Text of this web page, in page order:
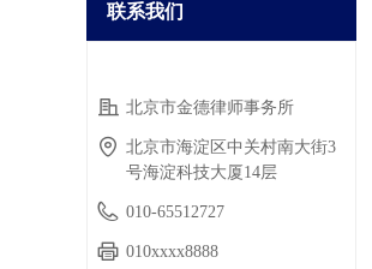
联系我们
公司名称：
北京市金德律师事务所
北京市海淀区中关村南大街3
号海淀科技大厦14层
010-65512727
010xxxx8888